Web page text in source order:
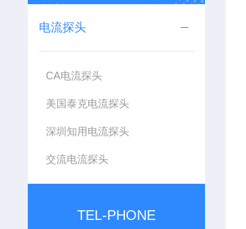
电流探头
CA电流探头
美国泰克电流探头
深圳知用电流探头
交流电流探头
TEL-PHONE